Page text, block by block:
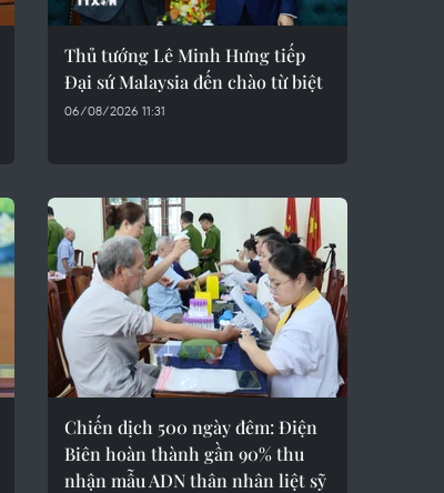
Thủ tướng Lê Minh Hưng tiếp
Đại sứ Malaysia đến chào từ biệt
06/08/2026 11:31
Chiến dịch 500 ngày đêm: Điện
Biên hoàn thành gần 90% thu
nhận mẫu ADN thân nhân liệt sỹ